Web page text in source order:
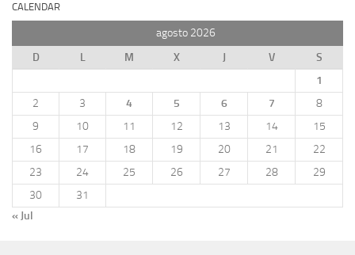
CALENDAR
agosto 2026
D
L M X J V
S
1
2
3 4 5 6 7
8
9
10 11 12 13 14
15
16
17 18 19 20 21
22
23
24 25 26 27 28
29
30
31
« Jul